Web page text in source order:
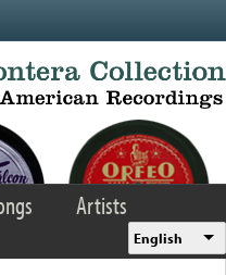
Artists
English